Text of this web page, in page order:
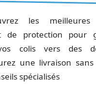
les meilleures
de protection pour
colis vers des
une livraison
spécialisés